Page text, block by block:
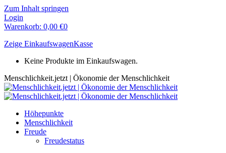
Zum Inhalt springen
Login
Warenkorb: 0,00 €0
Zeige EinkaufswagenKasse
Keine Produkte im Einkaufswagen.
Menschlichkeit.jetzt | Ökonomie der Menschlichkeit
Höhepunkte
Menschlichkeit
Freude
Freudestatus